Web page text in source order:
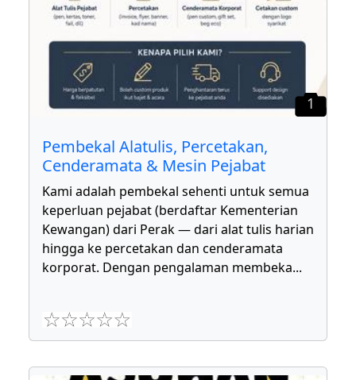
1
Pembekal Alatulis, Percetakan,
Cenderamata & Mesin Pejabat
Kami adalah pembekal sehenti untuk semua
keperluan pejabat (berdaftar Kementerian
Kewangan) dari Perak — dari alat tulis harian
hingga ke percetakan dan cenderamata
korporat. Dengan pengalaman membeka...